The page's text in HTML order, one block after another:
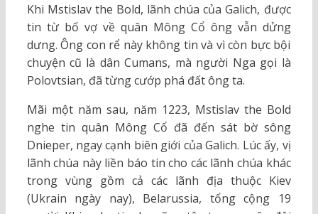
Khi Mstislav the Bold, lãnh chúa của Galich, được
tin từ bố vợ về quân Mông Cổ ông vẫn dửng
dưng. Ông con rể này không tin và vì còn bực bội
chuyện cũ là dân Cumans, mà người Nga gọi là
Polovtsian, đã từng cướp phá đất ông ta.
Mãi một năm sau, năm 1223, Mstislav the Bold
nghe tin quân Mông Cổ đã đến sát bờ sông
Dnieper, ngay cạnh biên giới của Galich. Lúc ấy, vị
lãnh chúa này liền báo tin cho các lãnh chúa khác
trong vùng gồm cả các lãnh địa thuộc Kiev
(Ukrain ngày nay), Belarussia, tổng cộng 19